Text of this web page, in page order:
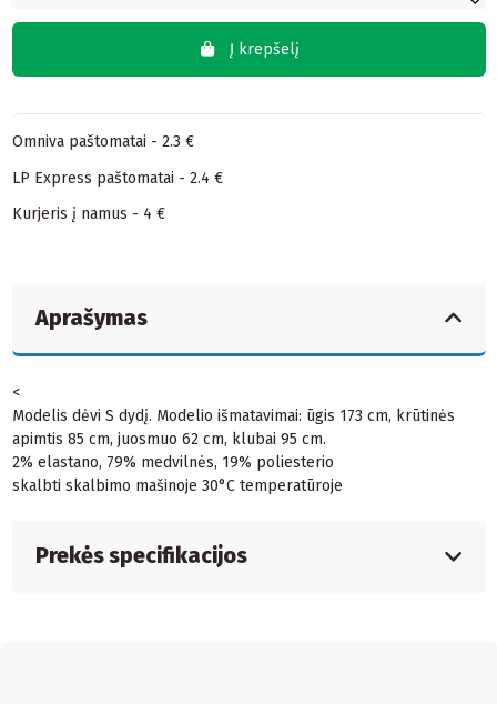
Į krepšelį
Omniva paštomatai - 2.3 €
LP Express paštomatai - 2.4 €
Kurjeris į namus - 4 €
Aprašymas
<
Modelis dėvi S dydį. Modelio išmatavimai: ūgis 173 cm, krūtinės
apimtis 85 cm, juosmuo 62 cm, klubai 95 cm.
2% elastano, 79% medvilnės, 19% poliesterio
skalbti skalbimo mašinoje 30°C temperatūroje
Prekės specifikacijos